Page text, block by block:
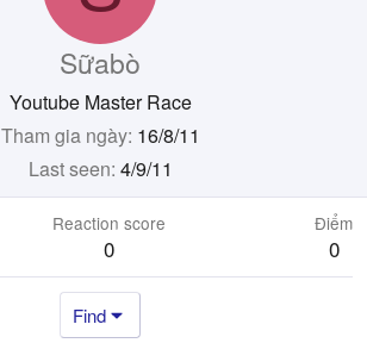
Sữabò
Youtube Master Race
Tham gia ngày 16/8/11
Last seen 4/9/11
Reaction score
0
Điểm
0
Find